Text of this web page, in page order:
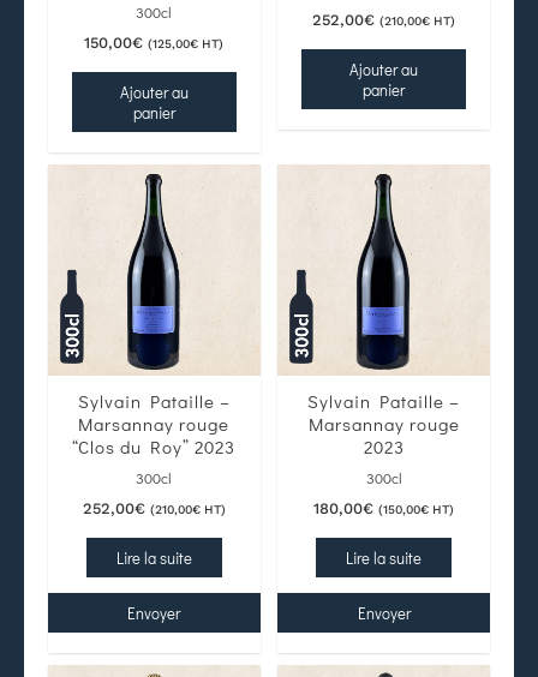
300cl
150,00€ (125,00€ HT)
Ajouter au
panier
252,00€ (210,00€ HT)
Ajouter au
panier
Sylvain Pataille –
Marsannay rouge
“Clos du Roy” 2023
300cl
252,00€ (210,00€HT)
Lire la suite
Envoyer
Sylvain Pataille –
Marsannay rouge
2023
300cl
180,00€ (150,00€ HT)
Lire la suite
Envoyer